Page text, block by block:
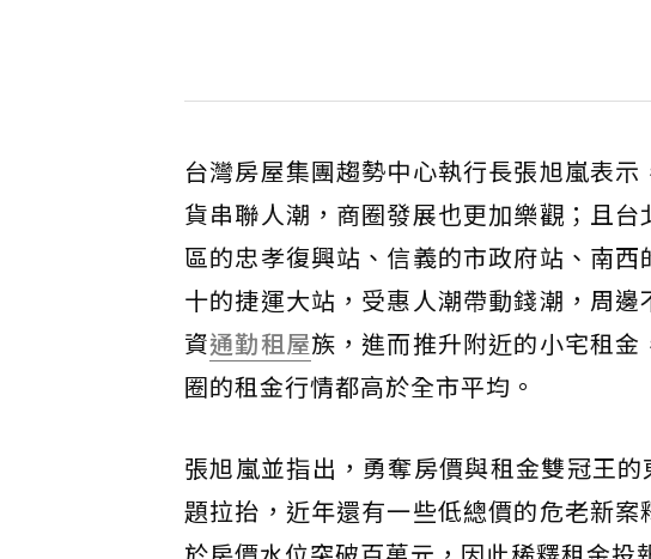
台灣房屋集團趨勢中心執行長張旭嵐表
貨串聯人潮，商圈發展也更加樂觀；且
區的忠孝復興站、信義的市政府站、南
十的捷運大站，受惠人潮帶動錢潮，周
資通勤租屋族，進而推升附近的小宅租
圈的租金行情都高於全市平均。
張旭嵐並指出，勇奪房價與租金雙冠王
題拉抬，近年還有一些低總價的危老新